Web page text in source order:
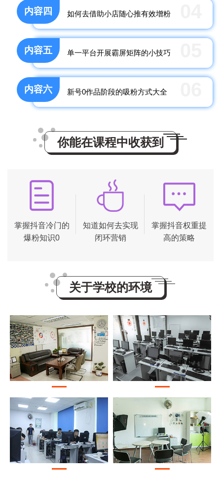
内容四 如何去借助小店随心推有效增粉
内容五 单一平台开展霸屏矩阵的小技巧
内容六 新号0作品阶段的吸粉方式大全
你能在课程中收获到
掌握抖音冷门的
爆粉知识0
知道如何去实现
闭环营销
掌握抖音权重提
高的策略
关于学校的环境